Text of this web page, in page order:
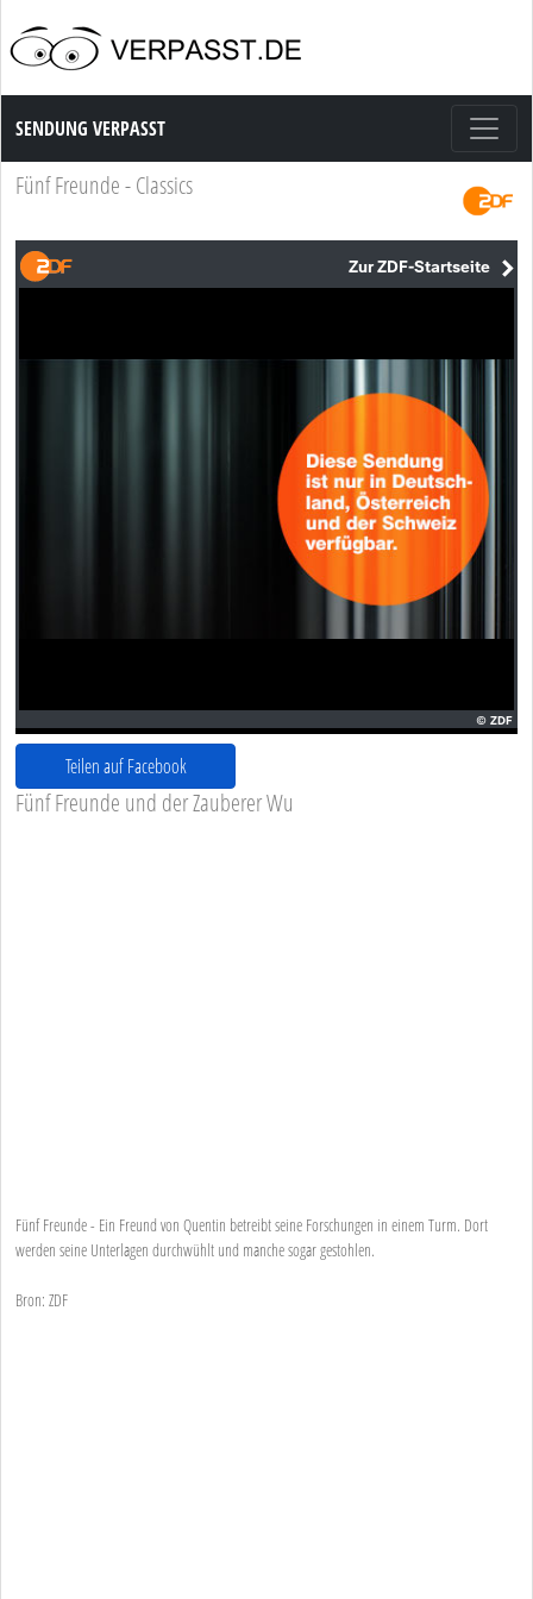
Sendung Verpasst
SENDUNG VERPASST
Fünf Freunde - Classics
Teilen auf Facebook
Fünf Freunde und der Zauberer Wu
Fünf Freunde - Ein Freund von Quentin betreibt seine Forschungen in einem Turm. Dort
werden seine Unterlagen durchwühlt und manche sogar gestohlen.
Bron: ZDF